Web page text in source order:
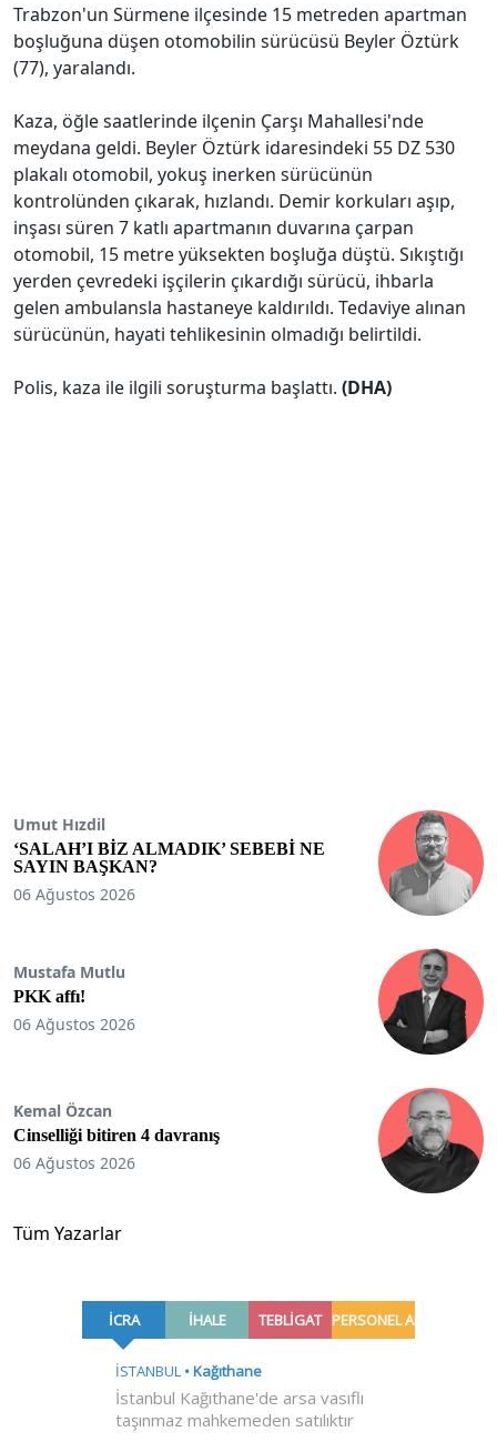
Trabzon'un Sürmene ilçesinde 15 metreden apartman
boşluğuna düşen otomobilin sürücüsü Beyler Öztürk
(77), yaralandı.
Kaza, öğle saatlerinde ilçenin Çarşı Mahallesi'nde
meydana geldi. Beyler Öztürk idaresindeki 55 DZ 530
plakalı otomobil, yokuş inerken sürücünün
kontrolünden çıkarak, hızlandı. Demir korkuları aşıp,
inşası süren 7 katlı apartmanın duvarına çarpan
otomobil, 15 metre yüksekten boşluğa düştü. Sıkıştığı
yerden çevredeki işçilerin çıkardığı sürücü, ihbarla
gelen ambulansla hastaneye kaldırıldı. Tedaviye alınan
sürücünün, hayati tehlikesinin olmadığı belirtildi.
Polis, kaza ile ilgili soruşturma başlattı. (DHA)
Umut Hızdil
‘SALAH’I BİZ ALMADIK’ SEBEBİ NE
SAYIN BAŞKAN?
06 Ağustos 2026
Mustafa Mutlu
PKK affı!
06 Ağustos 2026
Kemal Özcan
Cinselliği bitiren 4 davranış
06 Ağustos 2026
Tüm Yazarlar